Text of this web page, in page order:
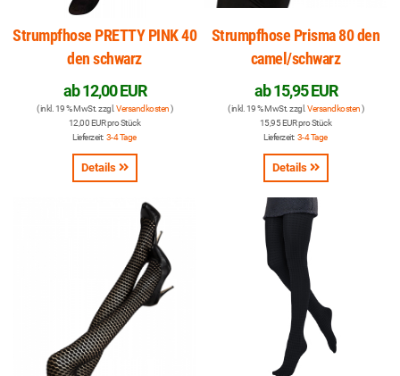
Strumpfhose PRETTY PINK 40
den schwarz
ab12,00 EUR
( inkl. 19 % MwSt. zzgl. Versandkosten)
12,00 EUR pro Stück
Lieferzeit: 3-4 Tage
Details
Strumpfhose Prisma 80 den
camel/schwarz
ab15,95 EUR
( inkl. 19 % MwSt. zzgl. Versandkosten)
15,95 EUR pro Stück
Lieferzeit: 3-4 Tage
Details